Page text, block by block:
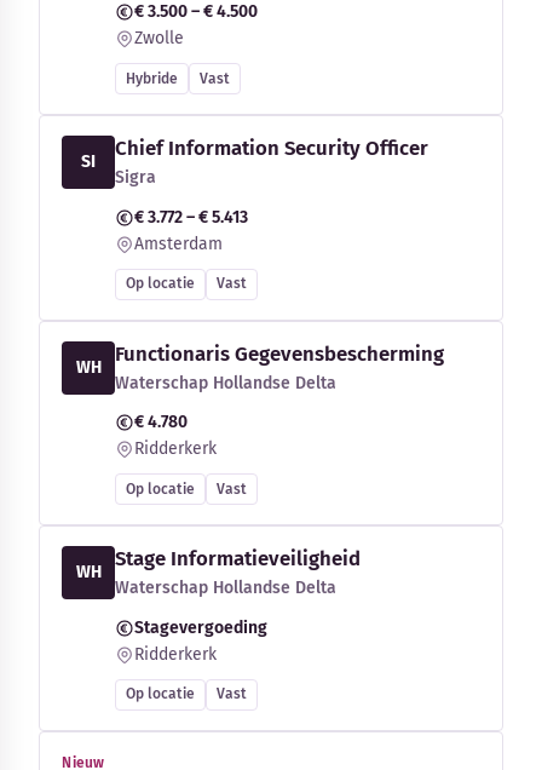
€ 3.500 – € 4.500
Zwolle
Hybride Vast
SI
Chief Information Security Officer
Sigra
€ 3.772 – € 5.413
Amsterdam
Op locatie Vast
WH
Functionaris Gegevensbescherming
Waterschap Hollandse Delta
€ 4.780
Ridderkerk
Op locatie Vast
WH
Stage Informatieveiligheid
Waterschap Hollandse Delta
Stagevergoeding
Ridderkerk
Op locatie Vast
Nieuw